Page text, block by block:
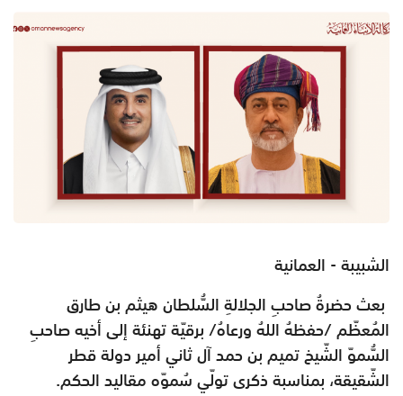
الشبيبة - العمانية
بعث حضرةُ صاحبِ الجلالةِ السُّلطان هيثم بن طارق
المُعظّم /حفظهُ اللهُ ورعاهُ/ برقيّة تهنئة إلى أخيه صاحبِ
السُّموّ الشّيخ تميم بن حمد آل ثاني أمير دولة قطر
الشّقيقة، بمناسبة ذكرى تولّي سُموّه مقاليد الحكم.